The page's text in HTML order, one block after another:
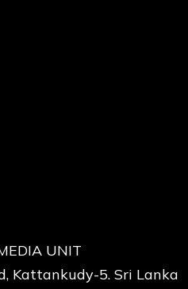
UNIT
Kattankudy-5. Sri Lanka